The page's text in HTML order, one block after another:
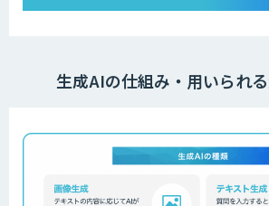
生成AIの仕組み・用いられ